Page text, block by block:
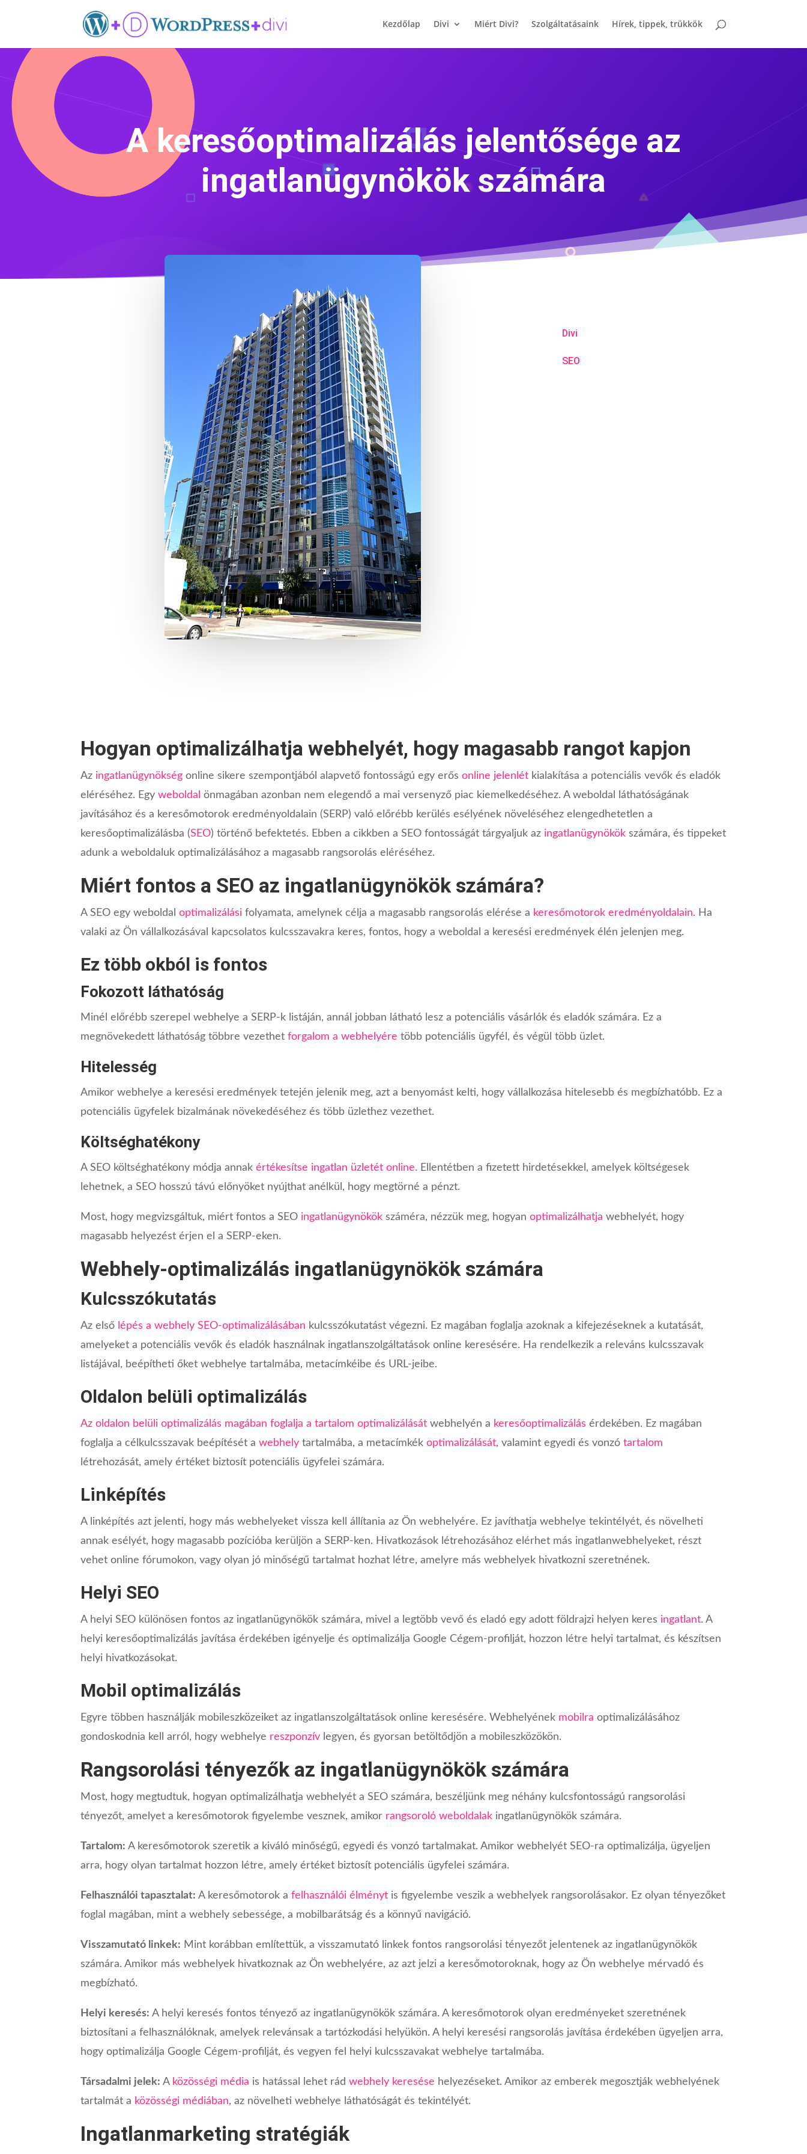
Kezdőlap Divi Miért Divi? Szolgáltatásaink Hírek, tippek, trükkök
A keresőoptimalizálás jelentősége az
ingatlanügynökök számára
Divi
SEO
Hogyan optimalizálhatja webhelyét, hogy magasabb rangot kapjon
Az ingatlanügynökség online sikere szempontjából alapvető fontosságú egy erősonline jelenlét kialakítása a potenciális vevők és eladók
eléréséhez. Egyweboldal önmagában azonban nem elegendő a mai versenyző piac kiemelkedéséhez. A weboldal láthatóságának
javításához és a keresőmotorok eredményoldalain (SERP) való előrébb kerülés esélyének növeléséhez elengedhetetlen a
keresőoptimalizálásba (SEO) történő befektetés. Ebben a cikkben a SEO fontosságát tárgyaljuk az ingatlanügynökök számára, és tippeket
adunk a weboldaluk optimalizálásához a magasabb rangsorolás eléréséhez.
Miért fontos a SEO az ingatlanügynökök számára?
A SEO egy weboldaloptimalizálási folyamata, amelynek célja a magasabb rangsorolás elérése a keresőmotorok eredményoldalain. Ha
valaki az Ön vállalkozásával kapcsolatos kulcsszavakra keres, fontos, hogy a weboldal a keresési eredmények élén jelenjen meg.
Ez több okból is fontos
Fokozott láthatóság
Minél előrébb szerepel webhelye a SERP-k listáján, annál jobban látható lesz a potenciális vásárlók és eladók számára. Ez a
megnövekedett láthatóság többre vezethetforgalom a webhelyére több potenciális ügyfél, és végül több üzlet.
Hitelesség
Amikor webhelye a keresési eredmények tetején jelenik meg, azt a benyomást kelti, hogy vállalkozása hitelesebb és megbízhatóbb. Ez a
potenciális ügyfelek bizalmának növekedéséhez és több üzlethez vezethet.
Költséghatékony
A SEO költséghatékony módja annakértékesítse ingatlan üzletét online. Ellentétben a fizetett hirdetésekkel, amelyek költségesek
lehetnek, a SEO hosszú távú előnyöket nyújthat anélkül, hogy megtörné a pénzt.
Most, hogy megvizsgáltuk, miért fontos a SEO ingatlanügynökök száméra, nézzük meg, hogyanoptimalizálhatja webhelyét, hogy
magasabb helyezést érjen el a SERP-eken.
Webhely-optimalizálás ingatlanügynökök számára
Kulcsszókutatás
Az első lépés a webhely SEO-optimalizálásában kulcsszókutatást végezni. Ez magában foglalja azoknak a kifejezéseknek a kutatását,
amelyeket a potenciális vevők és eladók használnak ingatlanszolgáltatások online keresésére. Ha rendelkezik a releváns kulcsszavak
listájával, beépítheti őket webhelye tartalmába, metacímkéibe és URL-jeibe.
Oldalon belüli optimalizálás
Az oldalon belüli optimalizálás magában foglalja a tartalom optimalizálását webhelyén a keresőoptimalizálás érdekében. Ez magában
foglalja a célkulcsszavak beépítését awebhely tartalmába, a metacímkékoptimalizálását, valamint egyedi és vonzótartalom
létrehozását, amely értéket biztosít potenciális ügyfelei számára.
Linképítés
A linképítés azt jelenti, hogy más webhelyeket vissza kell állítania az Ön webhelyére. Ez javíthatja webhelye tekintélyét, és növelheti
annak esélyét, hogy magasabb pozícióba kerüljön a SERP-ken. Hivatkozások létrehozásához elérhet más ingatlanwebhelyeket, részt
vehet online fórumokon, vagy olyan jó minőségű tartalmat hozhat létre, amelyre más webhelyek hivatkozni szeretnének.
Helyi SEO
A helyi SEO különösen fontos az ingatlanügynökök számára, mivel a legtöbb vevő és eladó egy adott földrajzi helyen keres ingatlant. A
helyi keresőoptimalizálás javítása érdekében igényelje és optimalizálja Google Cégem-profilját, hozzon létre helyi tartalmat, és készítsen
helyi hivatkozásokat.
Mobil optimalizálás
Egyre többen használják mobileszközeiket az ingatlanszolgáltatások online keresésére. Webhelyének mobilra optimalizálásához
gondoskodnia kell arról, hogy webhelye reszponzív legyen, és gyorsan betöltődjön a mobileszközökön.
Rangsorolási tényezők az ingatlanügynökök számára
Most, hogy megtudtuk, hogyan optimalizálhatja webhelyét a SEO számára, beszéljünk meg néhány kulcsfontosságú rangsorolási
tényezőt, amelyet a keresőmotorok figyelembe vesznek, amikor rangsoroló weboldalak ingatlanügynökök számára.
Tartalom: A keresőmotorok szeretik a kiváló minőségű, egyedi és vonzó tartalmakat. Amikor webhelyét SEO-ra optimalizálja, ügyeljen
arra, hogy olyan tartalmat hozzon létre, amely értéket biztosít potenciális ügyfelei számára.
Felhasználói tapasztalat:A keresőmotorok afelhasználói élményt is figyelembe veszik a webhelyek rangsorolásakor. Ez olyan tényezőket
foglal magában, mint a webhely sebessége, a mobilbarátság és a könnyű navigáció.
Visszamutató linkek: Mint korábban említettük, a visszamutató linkek fontos rangsorolási tényezőt jelentenek az ingatlanügynökök
számára. Amikor más webhelyek hivatkoznak az Ön webhelyére, az azt jelzi a keresőmotoroknak, hogy az Ön webhelye mérvadó és
megbízható.
Helyi keresés:A helyi keresés fontos tényező az ingatlanügynökök számára. A keresőmotorok olyan eredményeket szeretnének
biztosítani a felhasználóknak, amelyek relevánsak a tartózkodási helyükön. A helyi keresési rangsorolás javítása érdekében ügyeljen arra,
hogy optimalizálja Google Cégem-profilját, és vegyen fel helyi kulcsszavakat webhelye tartalmába.
Társadalmi jelek: A közösségi média is hatással lehet rádwebhely keresése helyezéseket. Amikor az emberek megosztják webhelyének
tartalmát a közösségi médiában, az növelheti webhelye láthatóságát és tekintélyét.
Ingatlanmarketing stratégiák